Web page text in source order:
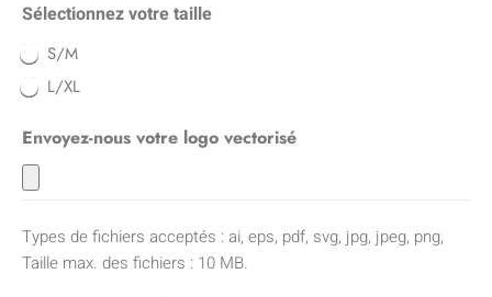
Sélectionnez votre taille
S/M
L/XL
Envoyez-nous votre logo vectorisé
Types de fichiers acceptés : ai, eps, pdf, svg, jpg, jpeg, png,
Taille max. des fichiers : 10 MB.